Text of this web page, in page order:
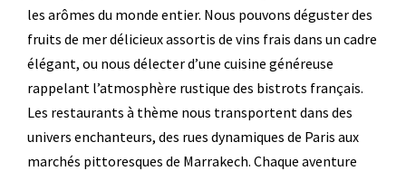
les arômes du monde entier. Nous pouvons déguster des
fruits de mer délicieux assortis de vins frais dans un cadre
élégant, ou nous délecter d’une cuisine généreuse
rappelant l’atmosphère rustique des bistrots français.
Les restaurants à thème nous transportent dans des
univers enchanteurs, des rues dynamiques de Paris aux
marchés pittoresques de Marrakech. Chaque aventure